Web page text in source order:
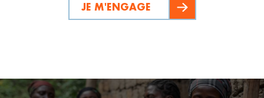
JE M'ENGAGE